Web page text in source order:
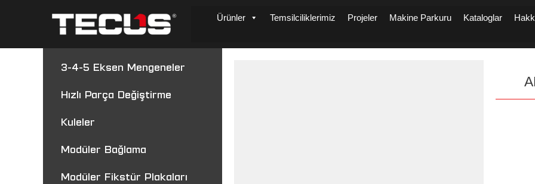
Ürünler Temsilciliklerimiz Projeler Makine Parkuru Kataloglar
3-4-5 Eksen Mengeneler
Hızlı Parça Değiştirme
Kuleler
Modüler Bağlama
Modüler Fikstür Plakaları